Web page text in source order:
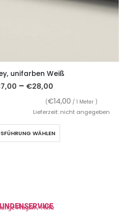
unifarben Weiß
7,00 – €28,00
(€14,00 / 1 Meter )
Lieferzeit: nicht angegeben
WÄHLEN
Fragen / Hilfe